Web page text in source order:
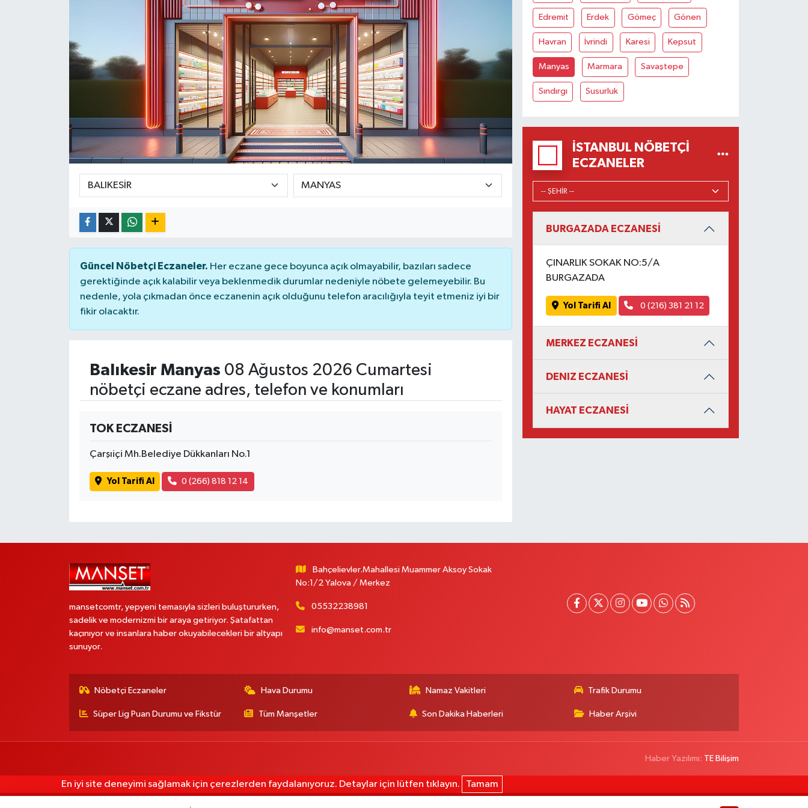
Güncel Nöbetçi Eczaneler. Her eczane gece boyunca açık olmayabilir, bazıları sadece
gerektiğinde açık kalabilir veya beklenmedik durumlar nedeniyle nöbete gelemeyebilir. Bu
nedenle, yola çıkmadan önce eczanenin açık olduğunu telefon aracılığıyla teyit etmeniz iyi bir
fikir olacaktır.
Balıkesir Manyas 08 Ağustos 2026 Cumartesi
nöbetçi eczane adres, telefon ve konumları
TOK ECZANESİ
Çarşıiçi Mh.Belediye Dükkanları No.1
Yol Tarifi Al 0 (266) 818 12 14
Edremit Erdek Gömeç Gönen
Havran İvrindi Karesi Kepsut
Manyas Marmara Savaştepe
Sındırgı Susurluk
İSTANBUL NÖBETÇI
ECZANELER
BURGAZADA ECZANESİ
ÇINARLIK SOKAK NO:5/A
BURGAZADA
Yol Tarifi Al 0 (216) 381 21 12
MERKEZ ECZANESİ
DENIZ ECZANESİ
HAYAT ECZANESİ
mansetcomtr, yepyeni temasıyla sizleri buluştururken,
sadelik ve modernizmi bir araya getiriyor. Şatafattan
kaçınıyor ve insanlara haber okuyabilecekleri bir altyapı
sunuyor.
Bahçelievler.Mahallesi Muammer Aksoy Sokak
No:1/2 Yalova / Merkez
05532238981
info@manset.com.tr
Nöbetçi Eczaneler Hava Durumu Namaz Vakitleri Trafik Durumu
Süper Lig Puan Durumu ve Fikstür Tüm Manşetler Son Dakika Haberleri Haber Arşivi
Haber Yazılımı: TE Bilişim
En iyi site deneyimi sağlamak için çerezlerden faydalanıyoruz. Detaylar için lütfen tıklayın. Tamam